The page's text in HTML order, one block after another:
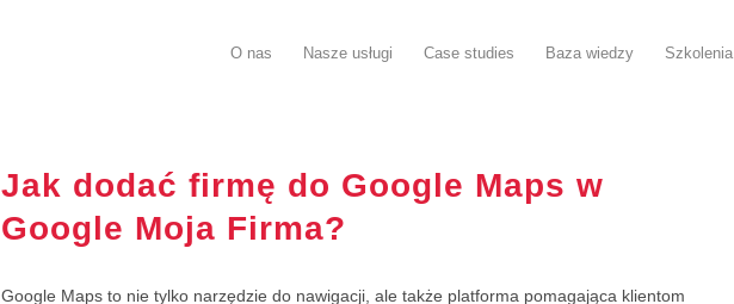
O nas Nasze usługi Case studies Baza wiedzy Szkolenia
Jak dodać firmę do Google Maps w
Google Moja Firma?
Google Maps to nie tylko narzędzie do nawigacji, ale także platforma pomagająca klientom